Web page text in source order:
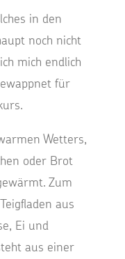
in den
noch nicht
mich endlich
für
Wetters,
oder Brot
Zum
aus
Ei und
aus einer